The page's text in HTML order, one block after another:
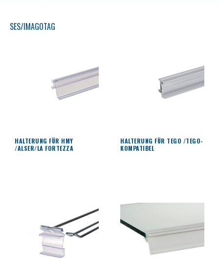
SES/IMAGOTAG
HALTERUNG FÜR HMY
/ALSER/LA FORTEZZA
HALTERUNG FÜR TEGO /TEGO-
KOMPATIBEL